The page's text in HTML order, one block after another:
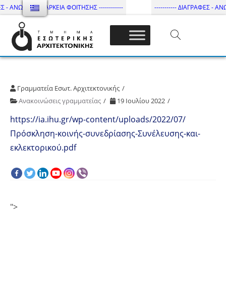
ΑΝΩΤΑΤΗ ΔΙΑΡΚΕΙΑ ΦΟΙΤΗΣΗΣ ------------ ----------- ΔΙΑΓΡΑΦΕΣ -
Τμήμα Εσωτ. Αρχιτεκτονικής – ΔΙ.ΠΑ.Ε
Γραμματεία Εσωτ. Αρχιτεκτονικής
Ανακοινώσεις γραμματείας
19 Ιουλίου 2022
https://ia.ihu.gr/wp-content/uploads/2022/07/
Πρόσκληση-κοινής-συνεδρίασης-Συνέλευσης-και-
εκλεκτορικού.pdf
">